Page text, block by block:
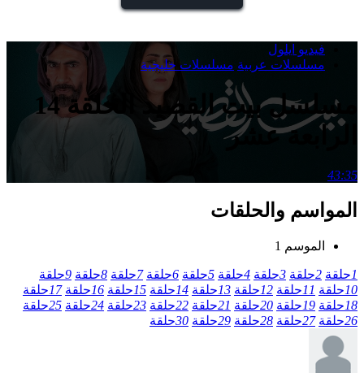
فيديو ايلول
مسلسلات عربية مسلسلات خليجية
مسلسل بيت القصيد الحلقة 14
الرابعة عشر
43:35
المواسم والحلقات
الموسم 1
1حلقة 2حلقة 3حلقة 4حلقة 5حلقة 6حلقة 7حلقة 8حلقة 9حلقة
10حلقة 11حلقة 12حلقة 13حلقة 14حلقة 15حلقة 16حلقة 17حلقة
18حلقة 19حلقة 20حلقة 21حلقة 22حلقة 23حلقة 24حلقة 25حلقة
26حلقة 27حلقة 28حلقة 29حلقة 30حلقة